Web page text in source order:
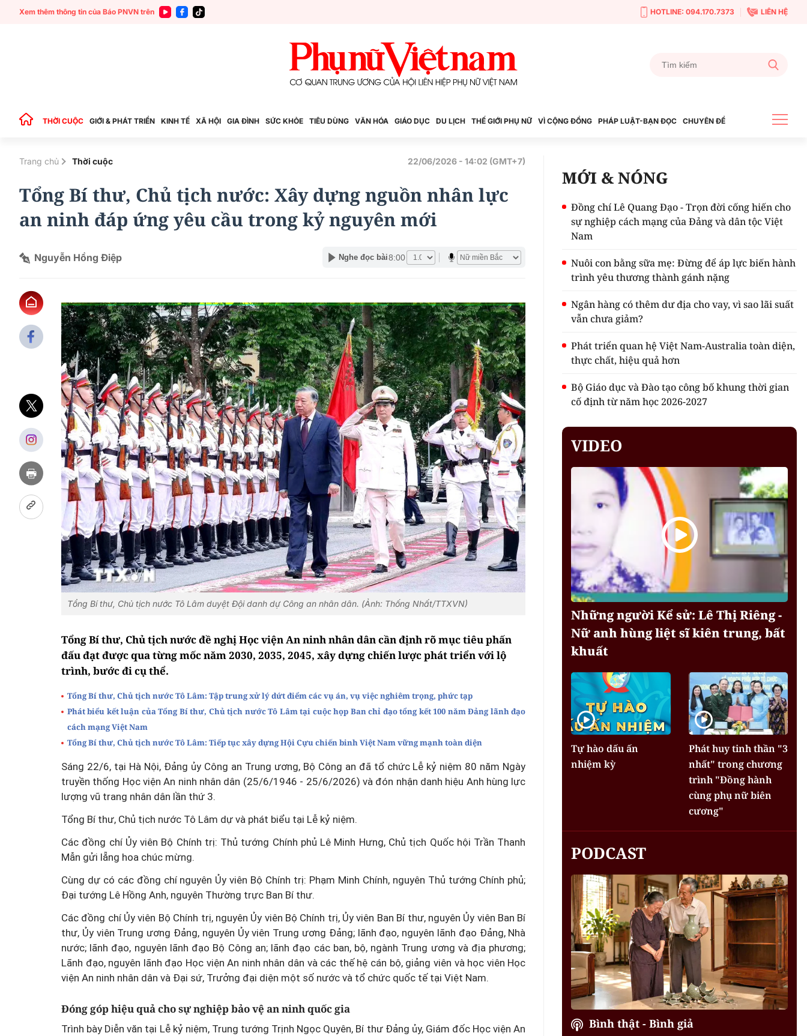
Xem thêm thông tin của Báo PNVN trên HOTLINE: 094.170.7373 LIÊN HỆ
THỜI CUỘC GIỚI & PHÁT TRIỂN KINH TẾ XÃ HỘI GIA ĐÌNH SỨC KHỎE TIÊU DÙNG VĂN HÓA GIÁO DỤC DU LỊCH THẾ GIỚI PHỤ NỮ VÌ CỘNG ĐỒNG PHÁP LUẬT-BẠN ĐỌC CHUYÊN ĐỀ
Trang chủ Thời cuộc 22/06/2026 - 14:02 (GMT+7)
Tổng Bí thư, Chủ tịch nước: Xây dựng nguồn nhân lực
an ninh đáp ứng yêu cầu trong kỷ nguyên mới
Nguyễn Hồng Điệp Nghe đọc bài8:00
Tổng Bí thư, Chủ tịch nước Tô Lâm duyệt Đội danh dự Công an nhân dân. (Ảnh: Thống Nhất/TTXVN)
Tổng Bí thư, Chủ tịch nước đề nghị Học viện An ninh nhân dân cần định rõ mục tiêu phấn
đấu đạt được qua từng mốc năm 2030, 2035, 2045, xây dựng chiến lược phát triển với lộ
trình, bước đi cụ thể.
Tổng Bí thư, Chủ tịch nước Tô Lâm: Tập trung xử lý dứt điểm các vụ án, vụ việc nghiêm trọng, phức tạp
Phát biểu kết luận của Tổng Bí thư, Chủ tịch nước Tô Lâm tại cuộc họp Ban chỉ đạo tổng kết 100 năm Đảng lãnh đạo
cách mạng Việt Nam
Tổng Bí thư, Chủ tịch nước Tô Lâm: Tiếp tục xây dựng Hội Cựu chiến binh Việt Nam vững mạnh toàn diện
Sáng 22/6, tại Hà Nội, Đảng ủy Công an Trung ương, Bộ Công an đã tổ chức Lễ kỷ niệm 80 năm Ngày
truyền thống Học viện An ninh nhân dân (25/6/1946 - 25/6/2026) và đón nhận danh hiệu Anh hùng lực
lượng vũ trang nhân dân lần thứ 3.
Tổng Bí thư, Chủ tịch nước Tô Lâm dự và phát biểu tại Lễ kỷ niệm.
Các đồng chí Ủy viên Bộ Chính trị: Thủ tướng Chính phủ Lê Minh Hưng, Chủ tịch Quốc hội Trần Thanh
Mẫn gửi lẵng hoa chúc mừng.
Cùng dự có các đồng chí nguyên Ủy viên Bộ Chính trị: Phạm Minh Chính, nguyên Thủ tướng Chính phủ;
Đại tướng Lê Hồng Anh, nguyên Thường trực Ban Bí thư.
Các đồng chí Ủy viên Bộ Chính trị, nguyên Ủy viên Bộ Chính trị, Ủy viên Ban Bí thư, nguyên Ủy viên Ban Bí
thư, Ủy viên Trung ương Đảng, nguyên Ủy viên Trung ương Đảng; lãnh đạo, nguyên lãnh đạo Đảng, Nhà
nước; lãnh đạo, nguyên lãnh đạo Bộ Công an; lãnh đạo các ban, bộ, ngành Trung ương và địa phương;
Lãnh đạo, nguyên lãnh đạo Học viện An ninh nhân dân và các thế hệ cán bộ, giảng viên và học viên Học
viện An ninh nhân dân và Đại sứ, Trưởng đại diện một số nước và tổ chức quốc tế tại Việt Nam.
Đóng góp hiệu quả cho sự nghiệp bảo vệ an ninh quốc gia
Trình bày Diễn văn tại Lễ kỷ niệm, Trung tướng Trịnh Ngọc Quyên, Bí thư Đảng ủy, Giám đốc Học viện An
MỚI & NÓNG
Đồng chí Lê Quang Đạo - Trọn đời cống hiến cho
sự nghiệp cách mạng của Đảng và dân tộc Việt
Nam
Nuôi con bằng sữa mẹ: Đừng để áp lực biến hành
trình yêu thương thành gánh nặng
Ngân hàng có thêm dư địa cho vay, vì sao lãi suất
vẫn chưa giảm?
Phát triển quan hệ Việt Nam-Australia toàn diện,
thực chất, hiệu quả hơn
Bộ Giáo dục và Đào tạo công bố khung thời gian
cố định từ năm học 2026-2027
VIDEO
Những người Kể sử: Lê Thị Riêng -
Nữ anh hùng liệt sĩ kiên trung, bất
khuất
Tự hào dấu ấn
nhiệm kỳ
Phát huy tinh thần "3
nhất" trong chương
trình "Đồng hành
cùng phụ nữ biên
cương"
PODCAST
Bình thật - Bình giả